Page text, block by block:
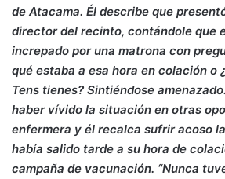
de Atacama. Él describe que
director del recinto, contándole que
increpado por una matrona con
qué estaba a esa hora en colación o
Tens tienes? Sintiéndose
haber vívido la situación en otras
enfermera y él recalca sufrir acoso
había salido tarde a su hora de
campaña de vacunación. “Nunca